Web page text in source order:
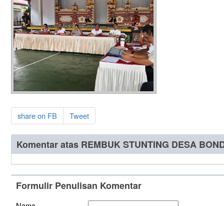
share on FB Tweet
Komentar atas REMBUK STUNTING DESA
Formulir Penulisan Komentar